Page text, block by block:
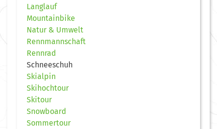
Langlauf
Mountainbike
Natur & Umwelt
Rennmannschaft
Rennrad
Schneeschuh
Skialpin
Skihochtour
Skitour
Snowboard
Sommertour